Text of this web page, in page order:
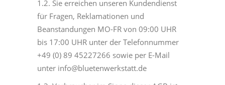
1.2. Sie erreichen unseren Kundendienst
für Fragen, Reklamationen und
Beanstandungen MO-FR von 09:00 UHR
bis 17:00 UHR unter der Telefonnummer
+49 (0) 89 45227266 sowie per E-Mail
unter info@bluetenwerkstatt.de